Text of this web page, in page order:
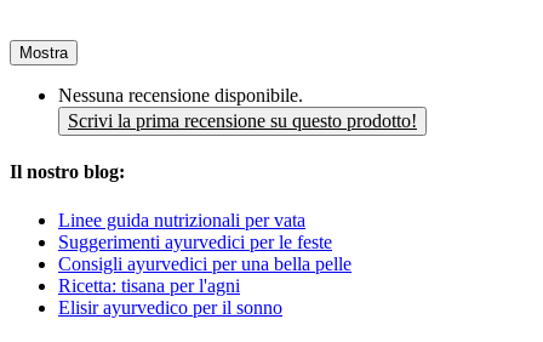
Mostra
Nessuna recensione disponibile.
Scrivi la prima recensione su questo prodotto!
Il nostro blog:
Linee guida nutrizionali per vata
Suggerimenti ayurvedici per le feste
Consigli ayurvedici per una bella pelle
Ricetta: tisana per l'agni
Elisir ayurvedico per il sonno